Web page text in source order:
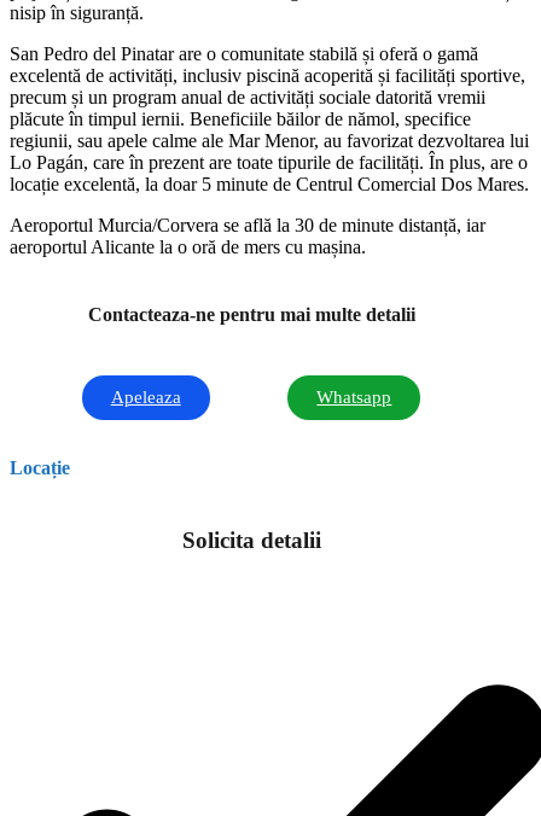
nisip în siguranță.
San Pedro del Pinatar are o comunitate stabilă și oferă o gamă
excelentă de activități, inclusiv piscină acoperită și facilități sportive,
precum și un program anual de activități sociale datorită vremii
plăcute în timpul iernii. Beneficiile băilor de nămol, specifice
regiunii, sau apele calme ale Mar Menor, au favorizat dezvoltarea lui
Lo Pagán, care în prezent are toate tipurile de facilități. În plus, are o
locație excelentă, la doar 5 minute de Centrul Comercial Dos Mares.
Aeroportul Murcia/Corvera se află la 30 de minute distanță, iar
aeroportul Alicante la o oră de mers cu mașina.
Contacteaza-ne pentru mai multe detalii
Apeleaza Whatsapp
Locație
Solicita detalii